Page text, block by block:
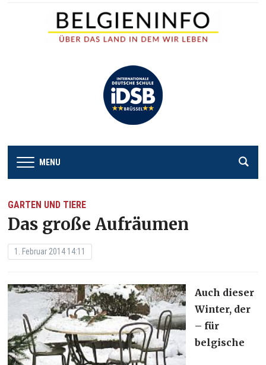
MENU
GARTEN UND TIERE
Das große Aufräumen
1. Februar 2014 14:11
Auch dieser
Winter, der
– für
belgische